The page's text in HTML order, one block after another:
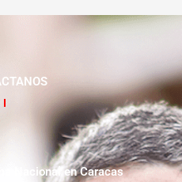
Nacional en Caracas